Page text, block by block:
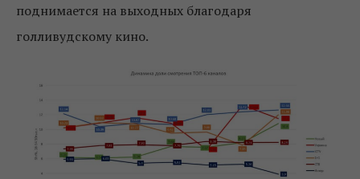
поднимается на выходных благодаря
голливудскому кино.